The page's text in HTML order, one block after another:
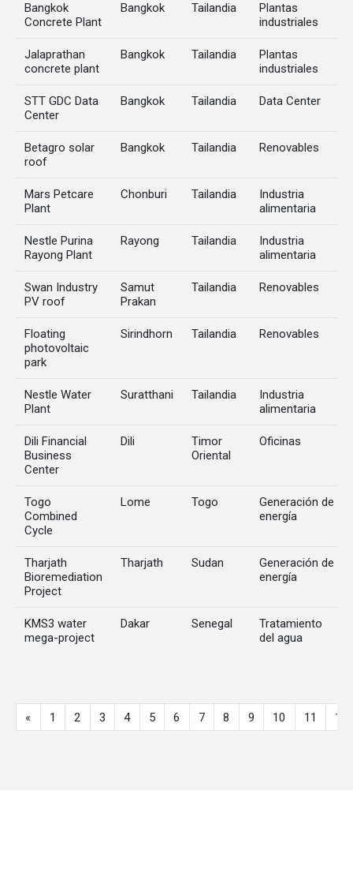
Bangkok
Concrete Plant
Bangkok Tailandia
Plantas
industriales
Jalaprathan
concrete plant
Bangkok Tailandia
Plantas
industriales
STT GDC Data
Center
Bangkok Tailandia Data Center
Betagro solar
roof
Bangkok Tailandia Renovables
Mars Petcare
Plant
Chonburi Tailandia
Industria
alimentaria
Nestle Purina
Rayong Plant
Rayong Tailandia
Industria
alimentaria
Swan Industry
PV roof
Samut
Prakan
Tailandia Renovables
Floating
photovoltaic
park
Sirindhorn Tailandia Renovables
Nestle Water
Plant
Suratthani Tailandia
Industria
alimentaria
Dili Financial
Business
Center
Dili
Timor
Oriental
Oficinas
Togo
Combined
Cycle
Lome Togo
Generación de
energía
Tharjath
Bioremediation
Project
Tharjath Sudan
Generación de
energía
KMS3 water
mega-project
Dakar Senegal
Tratamiento
del agua
« 1 2 3 4 5 6 7 8 9 10 11 12